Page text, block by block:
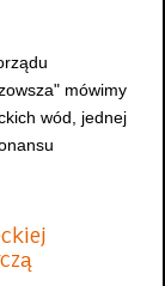
mówimy
wód, jednej